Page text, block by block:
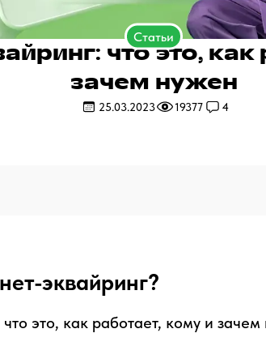
Статьи
что это, как
зачем нужен
25.03.2023 19377 4
эквайринг?